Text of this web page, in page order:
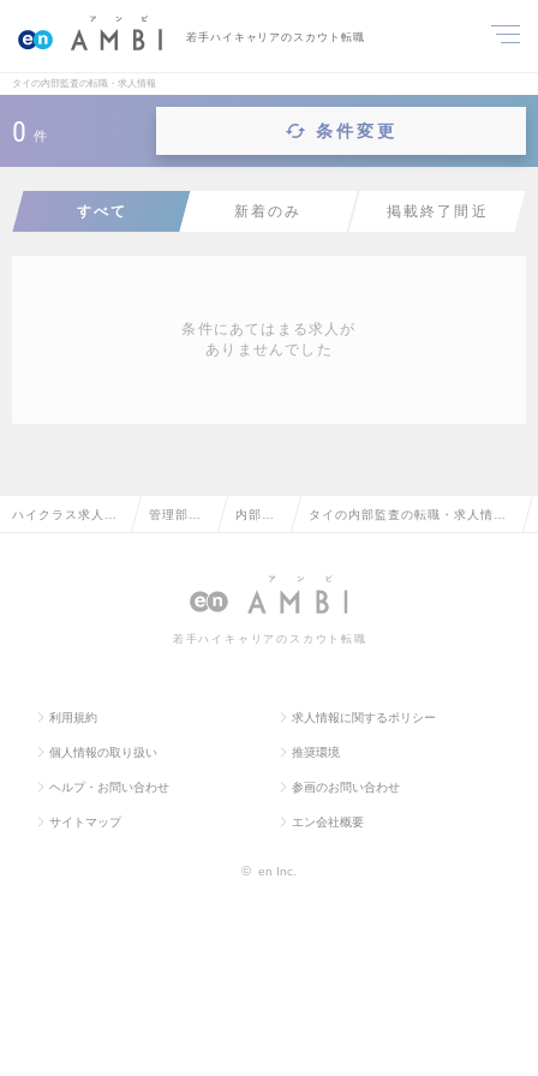
若手ハイキャリアのスカウト転職
タイの内部監査の転職・求人情報
0 件 条件変更
すべて 新着のみ 掲載終了間近
条件にあてはまる求人が
ありませんでした
ハイクラス求人T 管理部門 内部監 タイの内部監査の転職・求人情報
若手ハイキャリアのスカウト転職
利用規約 求人情報に関するポリシー
個人情報の取り扱い 推奨環境
ヘルプ・お問い合わせ 参画のお問い合わせ
サイトマップ エン会社概要
© en Inc.